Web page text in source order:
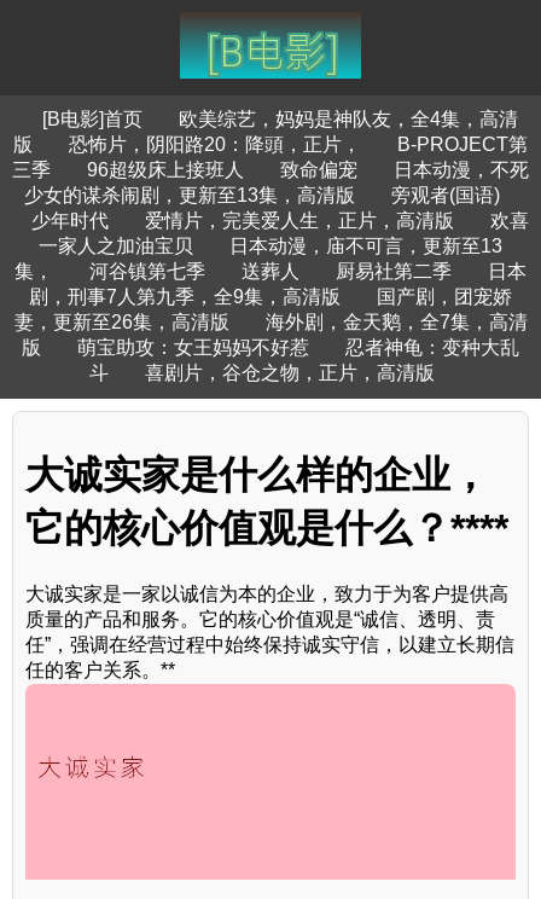
[B电影]首页
欧美综艺，妈妈是神队友，全4集，高清
版
恐怖片，阴阳路20：降頭，正片，
B-PROJECT第
三季
96超级床上接班人 致命偏宠
日本动漫，不死
少女的谋杀闹剧，更新至13集，高清版
旁观者(国语)
少年时代
爱情片，完美爱人生，正片，高清版
欢喜
一家人之加油宝贝
日本动漫，庙不可言，更新至13
集，
河谷镇第七季 送葬人 厨易社第二季
日本
剧，刑事7人第九季，全9集，高清版
国产剧，团宠娇
妻，更新至26集，高清版
海外剧，金天鹅，全7集，高清
版
萌宝助攻：女王妈妈不好惹
忍者神龟：变种大乱
斗
喜剧片，谷仓之物，正片，高清版
大诚实家是什么样的企业，
它的核心价值观是什么？****
大诚实家是一家以诚信为本的企业，致力于为客户提供高
质量的产品和服务。它的核心价值观是“诚信、透明、责
任”，强调在经营过程中始终保持诚实守信，以建立长期信
任的客户关系。**